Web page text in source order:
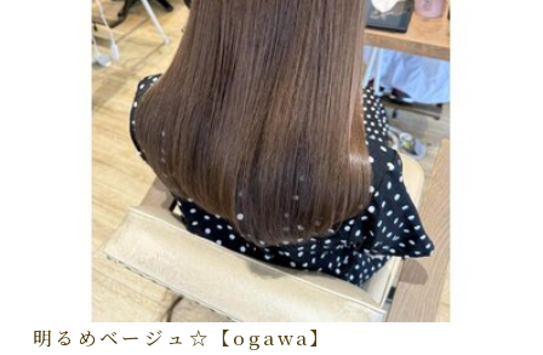
明るめベージュ☆【ogawa】